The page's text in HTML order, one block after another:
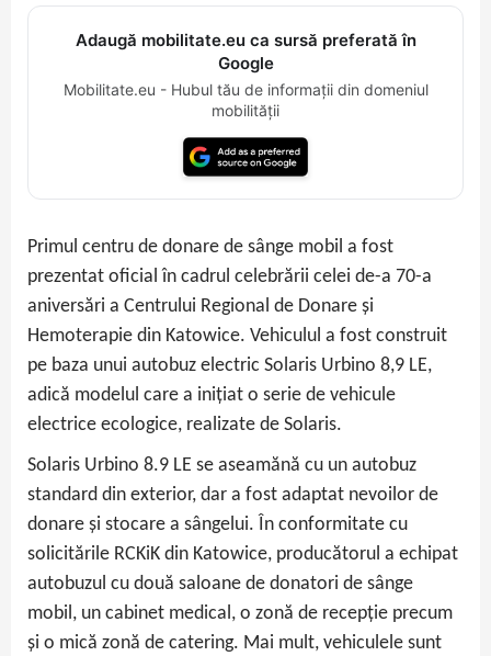
Adaugă mobilitate.eu ca sursă preferată în
Google
Mobilitate.eu - Hubul tău de informații din domeniul
mobilității
Primul centru de donare de sânge mobil a fost
prezentat oficial în cadrul celebrării celei de-a 70-a
aniversări a Centrului Regional de Donare și
Hemoterapie din Katowice. Vehiculul a fost construit
pe baza unui autobuz electric Solaris Urbino 8,9 LE,
adică modelul care a inițiat o serie de vehicule
electrice ecologice, realizate de Solaris.
Solaris Urbino 8.9 LE se aseamănă cu un autobuz
standard din exterior, dar a fost adaptat nevoilor de
donare și stocare a sângelui. În conformitate cu
solicitările RCKiK din Katowice, producătorul a echipat
autobuzul cu două saloane de donatori de sânge
mobil, un cabinet medical, o zonă de recepție precum
și o mică zonă de catering. Mai mult, vehiculele sunt